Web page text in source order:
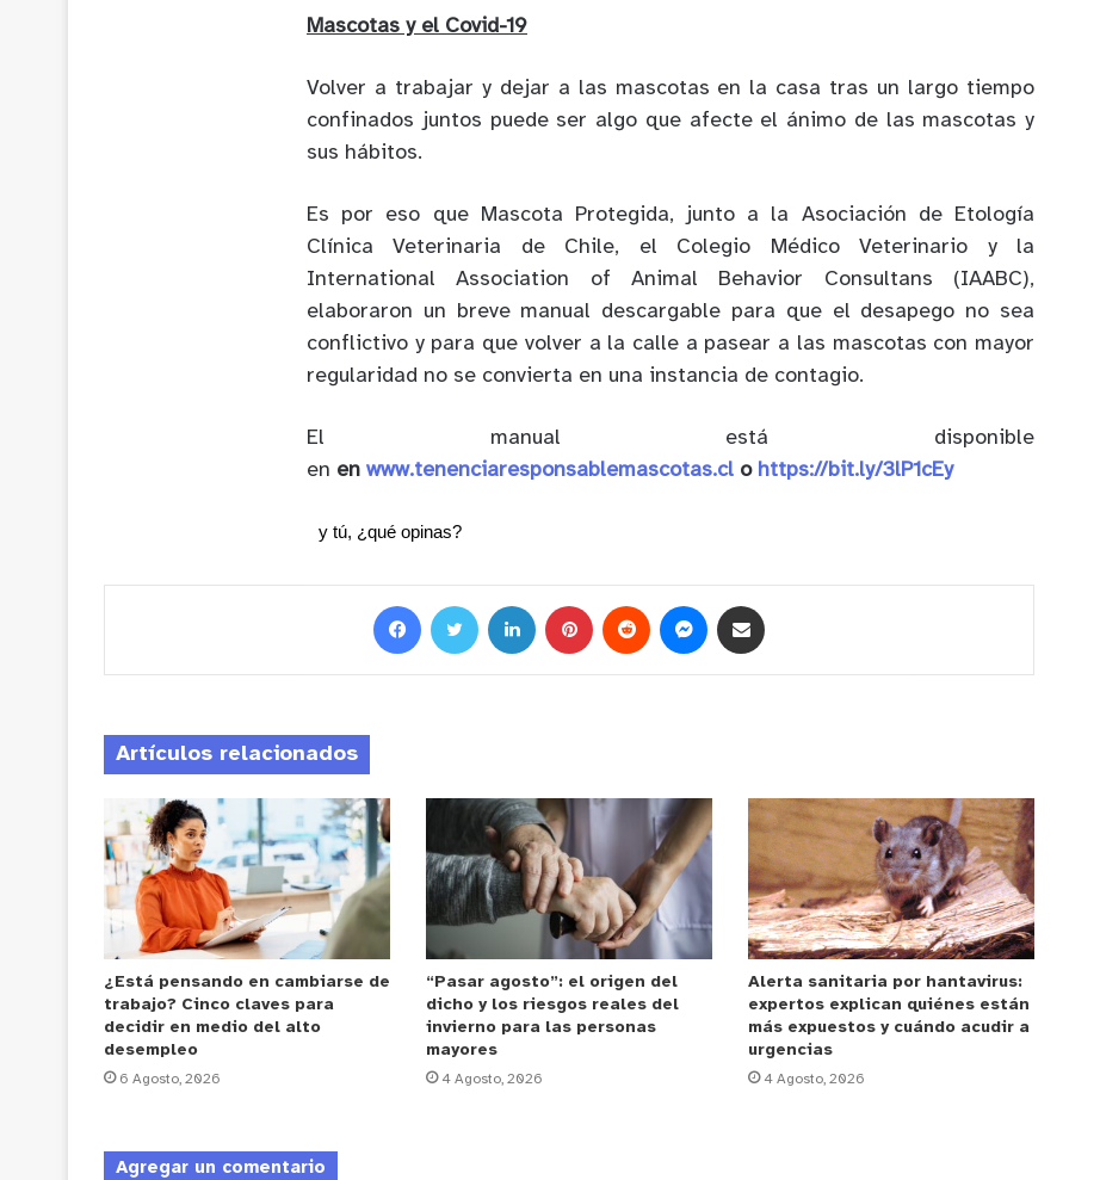
Mascotas y el Covid-19
Volver a trabajar y dejar a las mascotas en la casa tras un largo tiempo
confinados juntos puede ser algo que afecte el ánimo de las mascotas y
sus hábitos.
Es por eso que Mascota Protegida, junto a la Asociación de Etología
Clínica Veterinaria de Chile, el Colegio Médico Veterinario y la
International Association of Animal Behavior Consultans (IAABC),
elaboraron un breve manual descargable para que el desapego no sea
conflictivo y para que volver a la calle a pasear a las mascotas con mayor
regularidad no se convierta en una instancia de contagio.
El manual está disponible
en en www.tenenciaresponsablemascotas.cl o https://bit.ly/3lP1cEy
y tú, ¿qué opinas?
Artículos relacionados
¿Está pensando en cambiarse de
trabajo? Cinco claves para
decidir en medio del alto
desempleo
6 Agosto, 2026
“Pasar agosto”: el origen del
dicho y los riesgos reales del
invierno para las personas
mayores
4 Agosto, 2026
Alerta sanitaria por hantavirus:
expertos explican quiénes están
más expuestos y cuándo acudir a
urgencias
4 Agosto, 2026
Agregar un comentario